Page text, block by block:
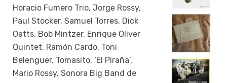
Horacio Fumero Trio, Jorge Rossy,
Paul Stocker, Samuel Torres, Dick
Oatts, Bob Mintzer, Enrique Oliver
Quintet, Ramón Cardo, Toni
Belenguer, Tomasito, ‘El Piraña’,
Mario Rossy, Sonora Big Band de